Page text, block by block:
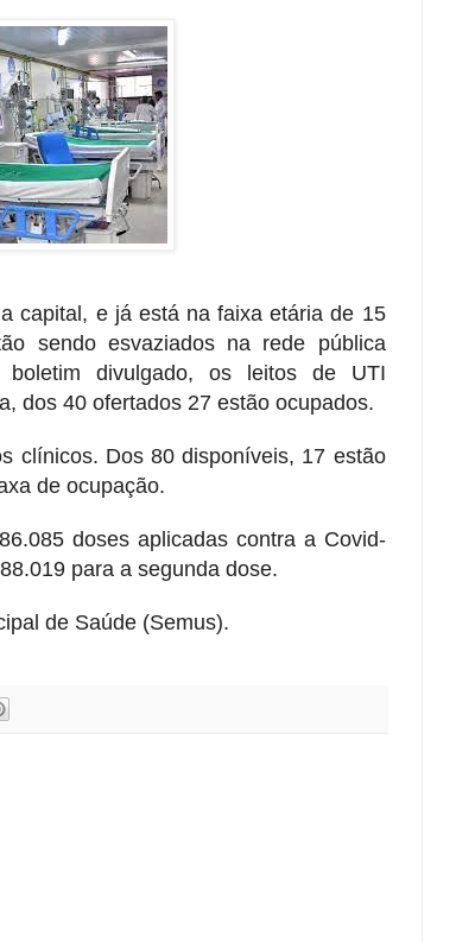
capital, e já está na faixa etária de 15
sendo esvaziados na rede pública
divulgado, os leitos de UTI
dos 40 ofertados 27 estão ocupados.
clínicos. Dos 80 disponíveis, 17 estão
de ocupação.
doses aplicadas contra a Covid-
para a segunda dose.
de Saúde (Semus).